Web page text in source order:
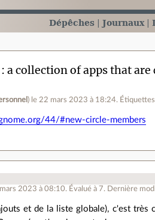
Dépêches Journaux
a collection of apps that
) le 22 mars 2023 à 18:24.
44/#new-circle-members
2023 à 08:10. Évalué à7. Dernière
et de la liste globale), c'est très